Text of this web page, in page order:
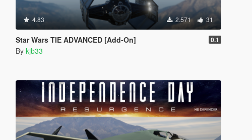
4.83 2.571 31
Star Wars TIE ADVANCED [Add-On] 0.1
By kjb33